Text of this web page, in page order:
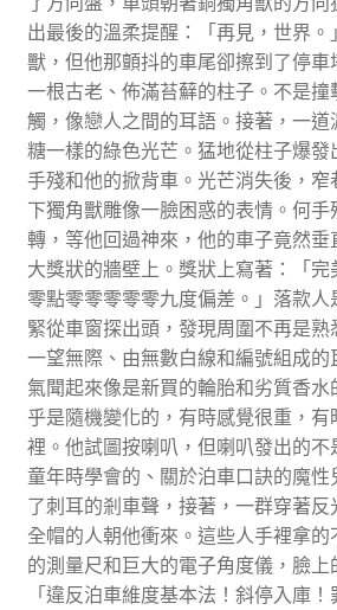
出最後的溫柔提醒：「再見，世界。
獸，但他那顫抖的車尾卻擦到了停車
一根古老、佈滿苔蘚的柱子。不是撞
觸，像戀人之間的耳語。接著，一道
糖一樣的綠色光芒。猛地從柱子爆
手殘和他的掀背車。光芒消失後，窄
下獨角獸雕像一臉困惑的表情。何
轉，等他回過神來，他的車子竟然垂
大獎狀的牆壁上。獎狀上寫著：「
零點零零零零零九度偏差。」落款
緊從車窗探出頭，發現周圍不再是
一望無際、由無數白線和編號組成的
氣聞起來像是新買的輪胎和劣質香
乎是隨機變化的，有時感覺很重，
裡。他試圖按喇叭，但喇叭發出的
童年時學會的、關於泊車口訣的魔性
了刺耳的剎車聲，接著，一群穿著
全帽的人朝他衝來。這些人手裡拿
的測量尺和巨大的電子角度儀，臉上
「違反泊車維度基本法！斜停入庫